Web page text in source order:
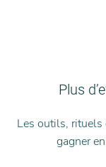
Plus
Les outils, rituels
gagner